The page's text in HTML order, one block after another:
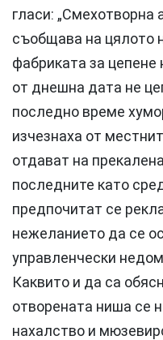
гласи:
съобщава на цялото
фабриката за цепене
от днешна дата не
последно време
изчезнаха от
отдават на
последните като
предпочитат се
нежеланието да се
управленчески
Каквито и да са
отворената ниша се
нахалство и